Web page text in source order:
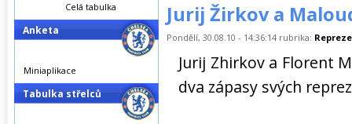
Jurij Žirkov a
Pondělí, 30.08.10 - 14:36:14 rubrika:
Jurij Zhirkov a Florent
dva zápasy svých
Celá tabulka
Anketa
Miniaplikace
Tabulka střelců